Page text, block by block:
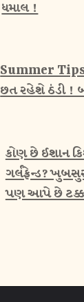
કોણ છે ઈશાન
ગર્લફ્રેન્ડ?
પણ આપે છે
Summer
છત રહેશે ઠંડી !
ધમાલ !